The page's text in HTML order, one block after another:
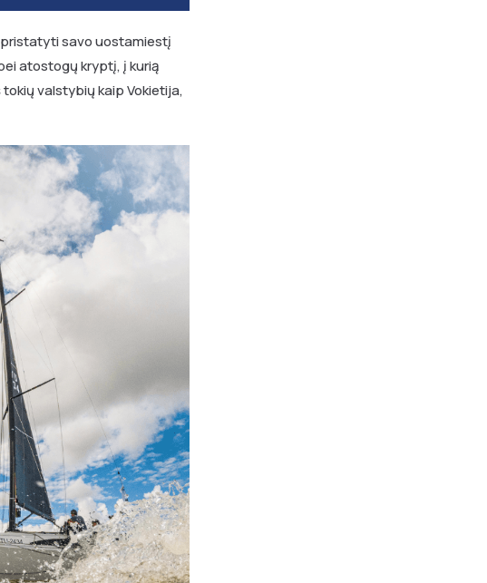
savo uostamiestį
atostogų kryptį, į kurią
valstybių kaip Vokietija,